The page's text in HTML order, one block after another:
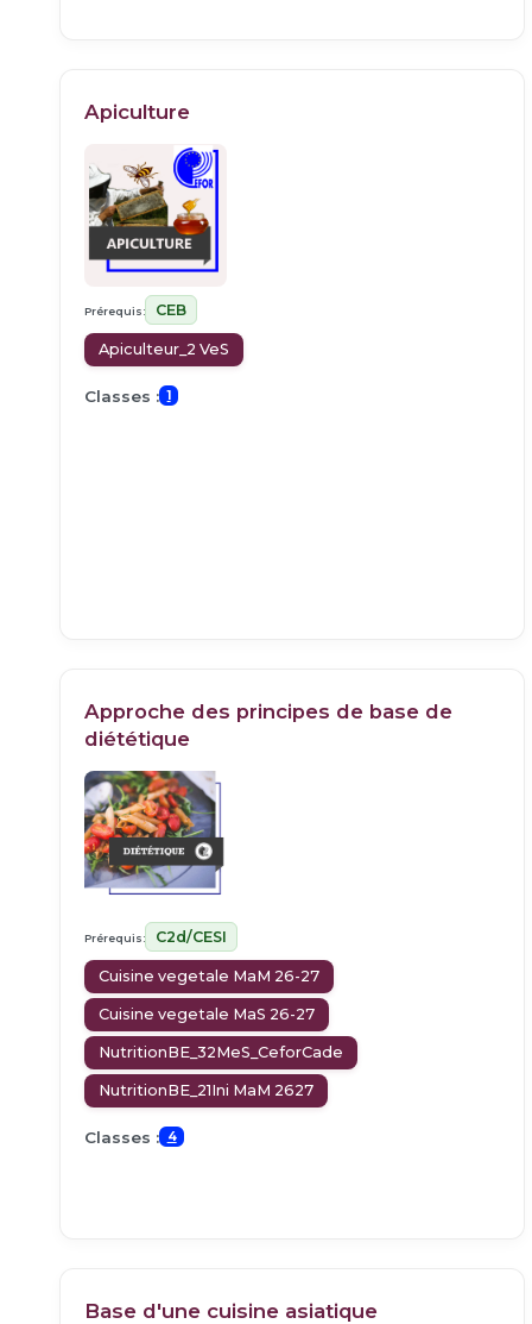
Apiculture
Prérequis: CEB
Apiculteur_2 VeS
Classes : 1
Approche des principes de base de
diététique
Prérequis: C2d/CESI
Cuisine vegetale MaM 26-27
Cuisine vegetale MaS 26-27
NutritionBE_32MeS_CeforCade
NutritionBE_21Ini MaM 2627
Classes : 4
Base d'une cuisine asiatique